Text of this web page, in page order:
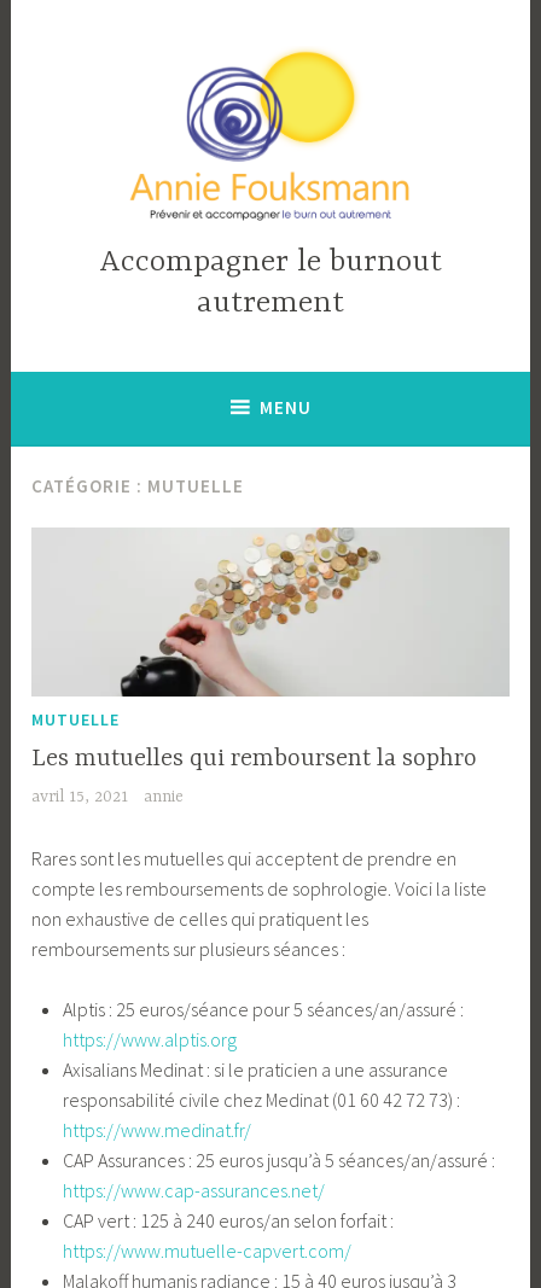
Accompagner le burnout
autrement
MENU
CATÉGORIE : MUTUELLE
MUTUELLE
Les mutuelles qui remboursent la sophro
avril 15, 2021 annie
Rares sont les mutuelles qui acceptent de prendre en
compte les remboursements de sophrologie. Voici la liste
non exhaustive de celles qui pratiquent les
remboursements sur plusieurs séances :
Alptis : 25 euros/séance pour 5 séances/an/assuré :
https://www.alptis.org
Axisalians Medinat : si le praticien a une assurance
responsabilité civile chez Medinat (01 60 42 72 73) :
https://www.medinat.fr/
CAP Assurances : 25 euros jusqu’à 5 séances/an/assuré :
https://www.cap-assurances.net/
CAP vert : 125 à 240 euros/an selon forfait :
https://www.mutuelle-capvert.com/
Malakoff humanis radiance : 15 à 40 euros jusqu’à 3